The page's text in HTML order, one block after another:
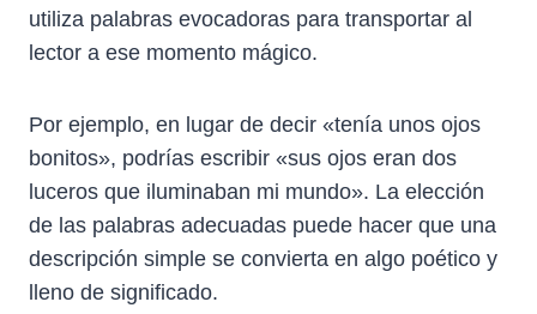
utiliza palabras evocadoras para transportar al
lector a ese momento mágico.
Por ejemplo, en lugar de decir «tenía unos ojos
bonitos», podrías escribir «sus ojos eran dos
luceros que iluminaban mi mundo». La elección
de las palabras adecuadas puede hacer que una
descripción simple se convierta en algo poético y
lleno de significado.